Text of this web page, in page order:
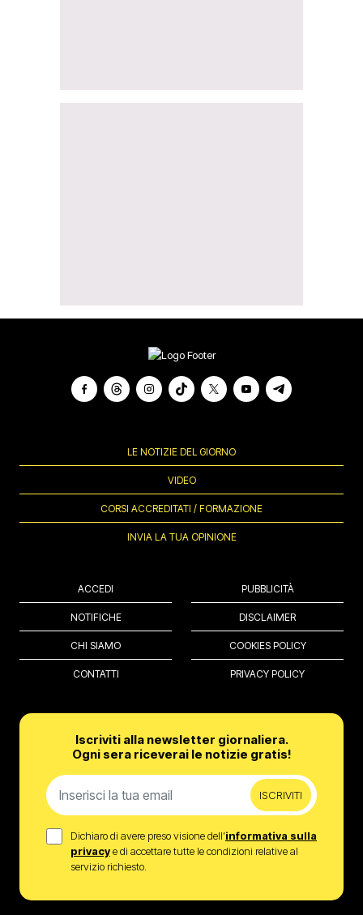
LE NOTIZIE DEL GIORNO
VIDEO
CORSI ACCREDITATI / FORMAZIONE
INVIA LA TUA OPINIONE
ACCEDI
NOTIFICHE
CHI SIAMO
CONTATTI
PUBBLICITÀ
DISCLAIMER
COOKIES POLICY
PRIVACY POLICY
Iscriviti alla newsletter giornaliera.
Ogni sera riceverai le notizie gratis!
ISCRIVITI
Dichiaro di avere preso visione dell’informativa sulla
privacye di accettare tutte le condizioni relative al
servizio richiesto.